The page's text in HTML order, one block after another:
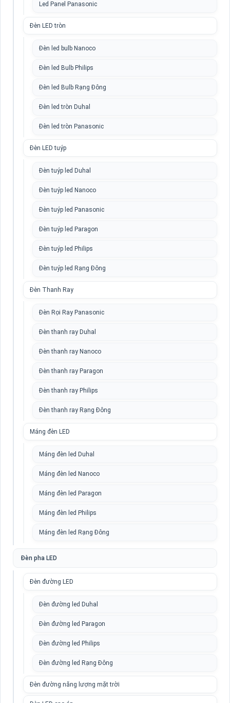
Led Panel Panasonic
Đèn LED tròn
Đèn led bulb Nanoco
Đèn led Bulb Philips
Đèn led Bulb Rạng Đông
Đèn led tròn Duhal
Đèn led tròn Panasonic
Đèn LED tuýp
Đèn tuýp led Duhal
Đèn tuýp led Nanoco
Đèn tuýp led Panasonic
Đèn tuýp led Paragon
Đèn tuýp led Philips
Đèn tuýp led Rạng Đông
Đèn Thanh Ray
Đèn Rọi Ray Panasonic
Đèn thanh ray Duhal
Đèn thanh ray Nanoco
Đèn thanh ray Paragon
Đèn thanh ray Philips
Đèn thanh ray Rạng Đông
Máng đèn LED
Máng đèn led Duhal
Máng đèn led Nanoco
Máng đèn led Paragon
Máng đèn led Philips
Máng đèn led Rạng Đông
Đèn pha LED
Đèn đường LED
Đèn đường led Duhal
Đèn đường led Paragon
Đèn đường led Philips
Đèn đường led Rạng Đông
Đèn đường năng lượng mặt trời